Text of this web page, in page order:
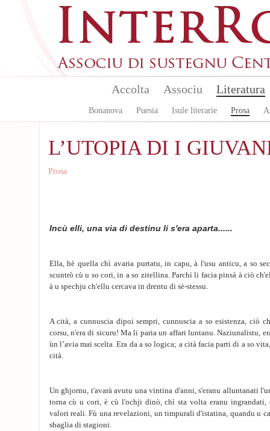
Accolta Associu Literatura
Bonanova Puesia Isule literarie Prosa
L’UTOPIA DI I
Prosa
Incù elli, una via di destinu li s'era aparta......
Ella, hè quella chì avaria purtatu, in capu, à l'usu anticu, a so
scuntrò cù u so cori, in a so zitellina. Parchì li facia pinsà à ciò
à u spechju ch'ellu cercava in drentu di sè-stessu.
A cità, a cunnuscia dipoi sempri, cunnuscia a so esistenza, ciò
corsu, n'era di sicuru! Ma li paria un affari luntanu. Naziunalistu,
ùn l’avia mai scelta. Era da a so logica; a cità facia parti di a so
cità.
Un ghjornu, t'avarà avutu una vintina d'anni, s'eranu alluntanati
torna cù u cori, è cù l'ochji dinò, chì sta volta eranu ingrandati,
valori reali. Fù una revelazioni, un timpurali d'istatina, quandu u
sbaglia di stagioni.